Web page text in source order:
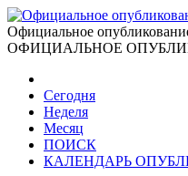
Официальное
ОФИЦИАЛЬНОЕ
Сегодня
Неделя
Месяц
ПОИСК
КАЛЕНДАРЬ